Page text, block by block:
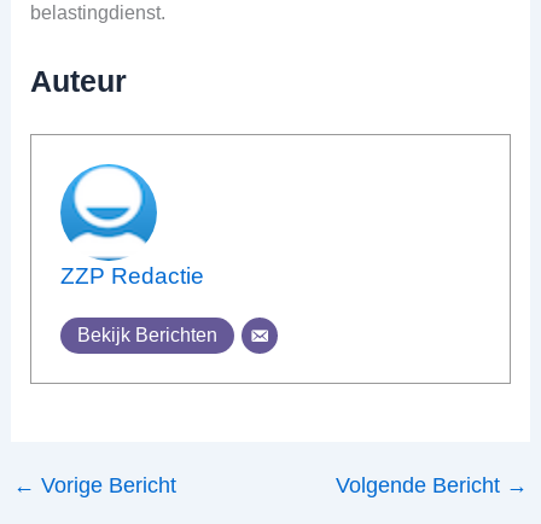
belastingdienst.
Auteur
ZZP Redactie
Bekijk Berichten
← Vorige Bericht Volgende Bericht →